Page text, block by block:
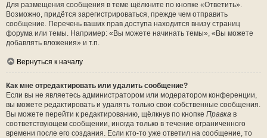
Для размещения сообщения в теме щёлкните по кнопке «Ответить».
Возможно, придётся зарегистрироваться, прежде чем отправить
сообщение. Перечень ваших прав доступа находится внизу страниц
форума или темы. Например: «Вы можете начинать темы», «Вы можете
добавлять вложения» и т.п.
Вернуться к началу
Как мне отредактировать или удалить сообщение?
Если вы не являетесь администратором или модератором конференции,
вы можете редактировать и удалять только свои собственные сообщения.
Вы можете перейти к редактированию, щёлкнув по кнопке Правка в
соответствующем сообщении, иногда только в течение ограниченного
времени после его создания. Если кто-то уже ответил на сообщение, то